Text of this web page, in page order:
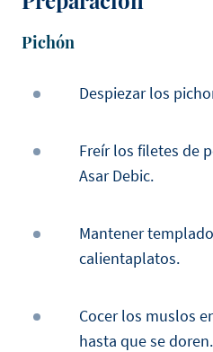
Pichón
Despiezar los
Freír los filetes de
Asar Debic.
Mantener
calientaplatos.
Cocer los muslos
hasta que se doren.